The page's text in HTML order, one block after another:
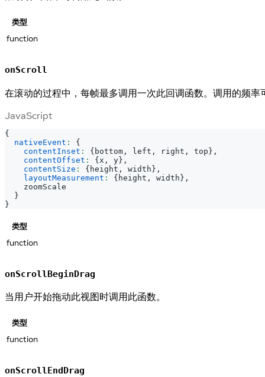
类型
function
onScroll
在滚动的过程中，每帧最多调用一次此回调函数。调用的频率
JavaScript
{
nativeEvent :
{
contentInset : { bottom , left , right , top } ,
contentOffset : { x , y } ,
contentSize : { height , width } ,
layoutMeasurement : { height , width } ,
    zoomScale
}
}
类型
function
onScrollBeginDrag
当用户开始拖动此视图时调用此函数。
类型
function
onScrollEndDrag